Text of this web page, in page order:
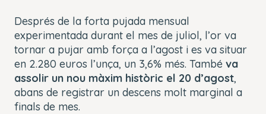
Després de la forta pujada mensual
experimentada durant el mes de juliol, l’or va
tornar a pujar amb força a l’agost i es va situar
en 2.280 euros l’unça, un 3,6% més. També va
assolir un nou màxim històric el 20 d’agost,
abans de registrar un descens molt marginal a
finals de mes.